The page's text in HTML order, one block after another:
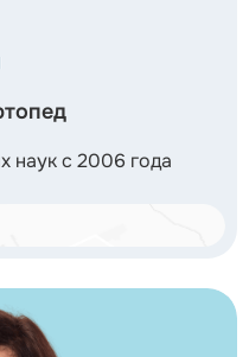
наук с 2006 года